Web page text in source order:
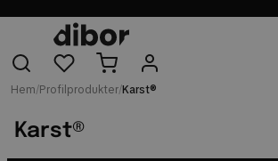
Hem/Profilprodukter/Karst®
Karst®